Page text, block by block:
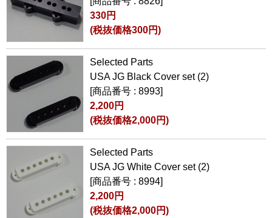
330円
(税抜価格300円)
Selected Parts
USA JG Black Cover set (2)
[商品番号 : 8993]
2,200円
(税抜価格2,000円)
Selected Parts
USA JG White Cover set (2)
[商品番号 : 8994]
2,200円
(税抜価格2,000円)